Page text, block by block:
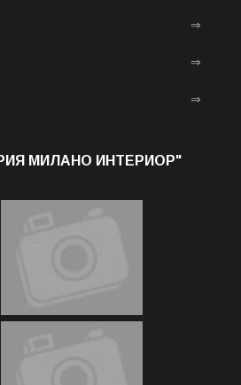
⇒
⇒
⇒
МИЛАНО ИНТЕРИОР"